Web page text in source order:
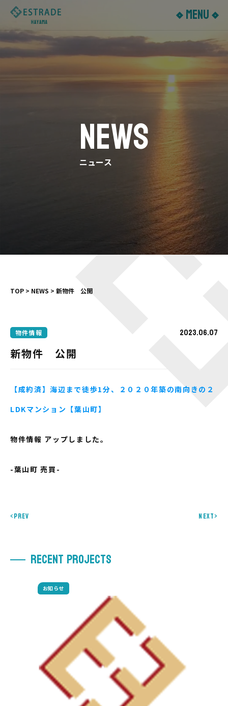
ESTRADE
HAYAMA
MENU
NEWS
ニュース
TOP > NEWS > 新物件 公開
物件情報
2023.06.07
新物件 公開
【成約済】海辺まで徒歩1分、２０２０年築の南向きの２
LDKマンション【葉山町】
物件情報 アップしました。
-葉山町 売買-
<PREV NEXT>
RECENTPROJECTS
お知らせ